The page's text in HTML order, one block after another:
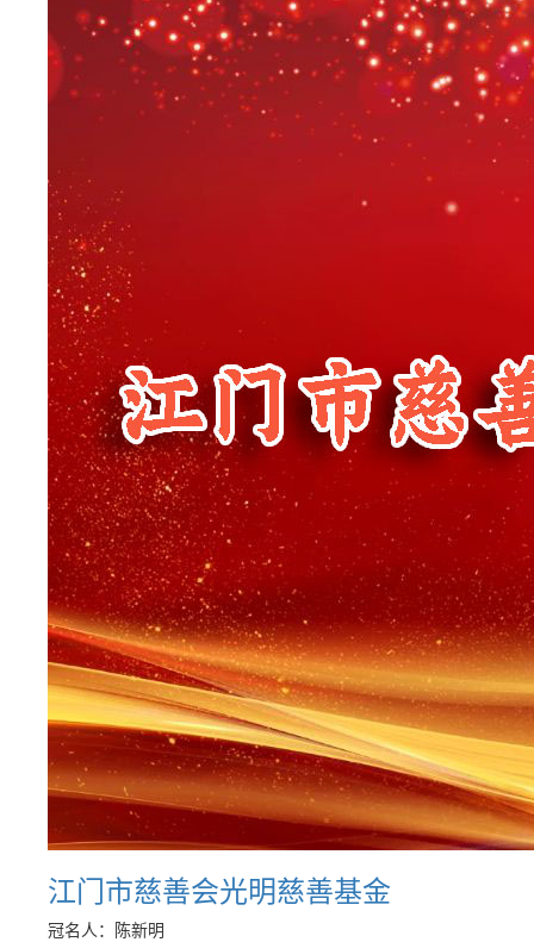
江门市慈善会光明慈善基金
冠名人：陈新明